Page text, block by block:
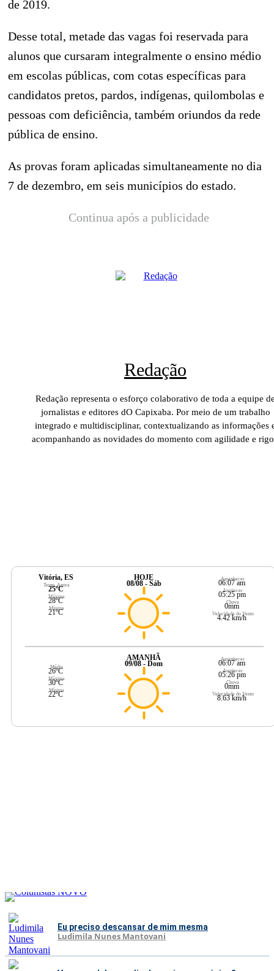
de 2019.
Desse total, metade das vagas foi reservada para
alunos que cursaram integralmente o ensino médio
em escolas públicas, com cotas específicas para
candidatos pretos, pardos, indígenas, quilombolas e
pessoas com deficiência, também oriundos da rede
pública de ensino.
As provas foram aplicadas simultaneamente no dia
7 de dezembro, em seis municípios do estado.
Continua após a publicidade
Redação
Redação representa o esforço colaborativo de toda a equipe
jornalistas e editores dO Capixaba. Por meio de um trabalho
integrado e multidisciplinar, contextualizando as informações
acompanhando as novidades do momento com agilidade e
Vitória, ES
Temp. Agora
25ºC
Máxima
28ºC
Mínima
21ºC
HOJE
08/08 - Sáb
Amanhecer
06:07 am
Anoitecer
05:25 pm
Chuva
0mm
Velocidade do Vento
4.42 km/h
Média
26ºC
Máxima
30ºC
Mínima
22ºC
AMANHÃ
09/08 - Dom
Amanhecer
06:07 am
Anoitecer
05:26 pm
Chuva
0mm
Velocidade do Vento
8.63 km/h
Eu preciso descansar de mim mesma
Ludimila Nunes Mantovani